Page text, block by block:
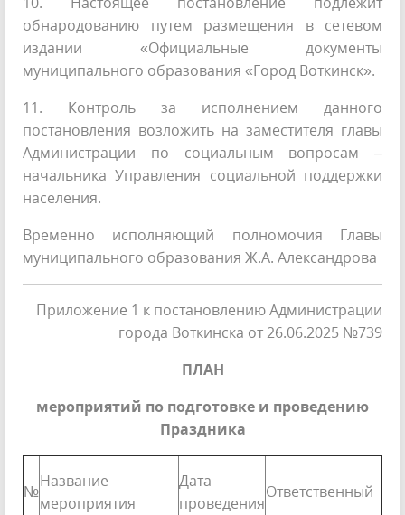
обнародованию путем размещения в сетевом
издании «Официальные документы
муниципального образования «Город Воткинск».
11. Контроль за исполнением данного
постановления возложить на заместителя главы
Администрации по социальным вопросам –
начальника Управления социальной поддержки
населения.
Временно исполняющий полномочия Главы
муниципального образования Ж.А. Александрова
Приложение 1 к постановлению Администрации
города Воткинска от 26.06.2025 №739
ПЛАН
мероприятий по подготовке и проведению
Праздника
№
Название
мероприятия
Дата
проведения
Ответственный